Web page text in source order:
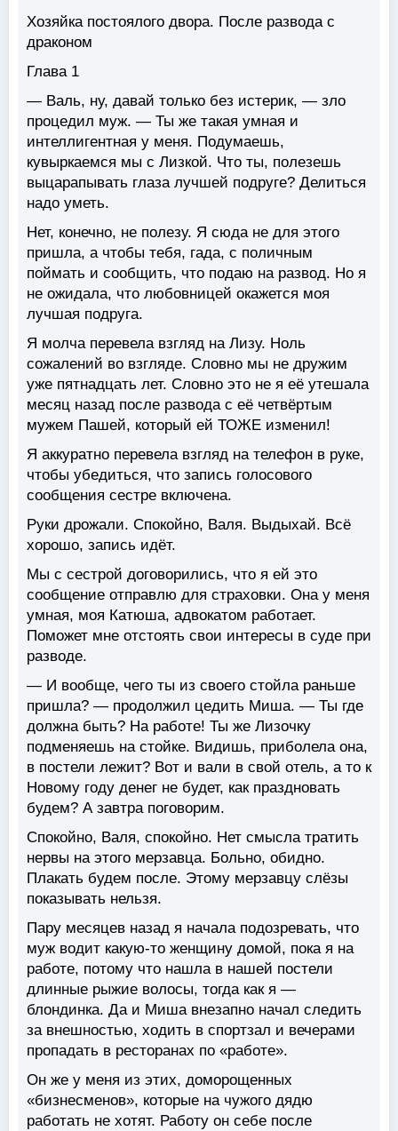
Хозяйка постоялого двора. После развода с
драконом
Глава 1
— Валь, ну, давай только без истерик, — зло
процедил муж. — Ты же такая умная и
интеллигентная у меня. Подумаешь,
кувыркаемся мы с Лизкой. Что ты, полезешь
выцарапывать глаза лучшей подруге? Делиться
надо уметь.
Нет, конечно, не полезу. Я сюда не для этого
пришла, а чтобы тебя, гада, с поличным
поймать и сообщить, что подаю на развод. Но я
не ожидала, что любовницей окажется моя
лучшая подруга.
Я молча перевела взгляд на Лизу. Ноль
сожалений во взгляде. Словно мы не дружим
уже пятнадцать лет. Словно это не я её утешала
месяц назад после развода с её четвёртым
мужем Пашей, который ей ТОЖЕ изменил!
Я аккуратно перевела взгляд на телефон в руке,
чтобы убедиться, что запись голосового
сообщения сестре включена.
Руки дрожали. Спокойно, Валя. Выдыхай. Всё
хорошо, запись идёт.
Мы с сестрой договорились, что я ей это
сообщение отправлю для страховки. Она у меня
умная, моя Катюша, адвокатом работает.
Поможет мне отстоять свои интересы в суде при
разводе.
— И вообще, чего ты из своего стойла раньше
пришла? — продолжил цедить Миша. — Ты где
должна быть? На работе! Ты же Лизочку
подменяешь на стойке. Видишь, приболела она,
в постели лежит? Вот и вали в свой отель, а то к
Новому году денег не будет, как праздновать
будем? А завтра поговорим.
Спокойно, Валя, спокойно. Нет смысла тратить
нервы на этого мерзавца. Больно, обидно.
Плакать будем после. Этому мерзавцу слёзы
показывать нельзя.
Пару месяцев назад я начала подозревать, что
муж водит какую-то женщину домой, пока я на
работе, потому что нашла в нашей постели
длинные рыжие волосы, тогда как я —
блондинка. Да и Миша внезапно начал следить
за внешностью, ходить в спортзал и вечерами
пропадать в ресторанах по «работе».
Он же у меня из этих, доморощенных
«бизнесменов», которые на чужого дядю
работать не хотят. Работу он себе после